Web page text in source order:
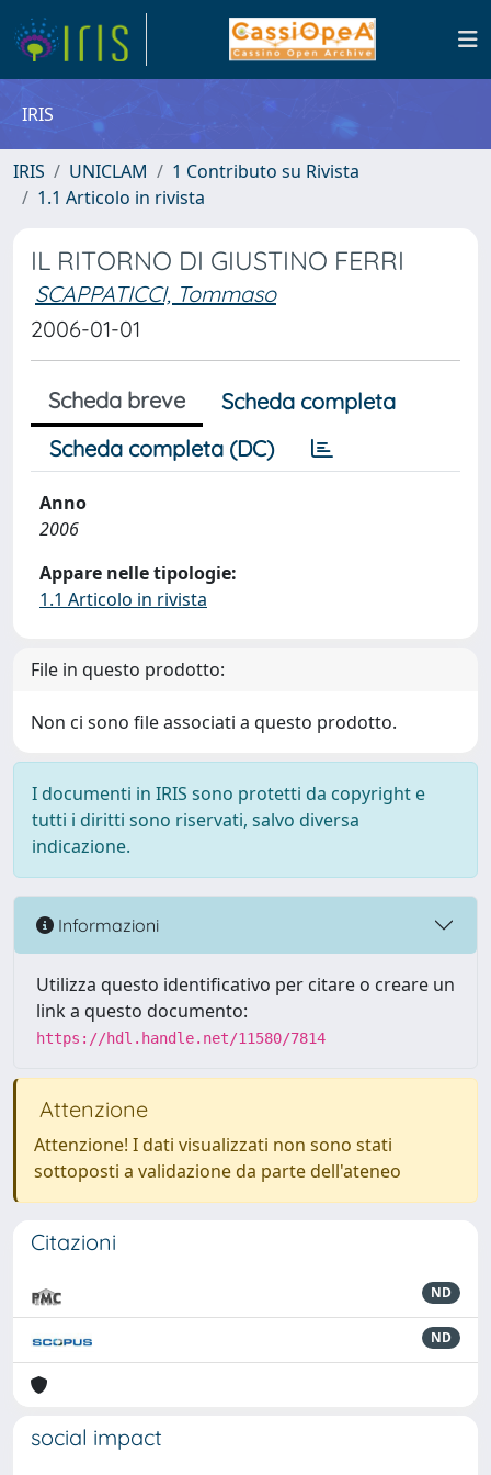
IRIS
IRIS UNICLAM
1 Contributo su Rivista
1.1 Articolo in rivista
IL RITORNO DI GIUSTINO FERRI
SCAPPATICCI, Tommaso
2006-01-01
Scheda breve
Scheda completa
Scheda completa (DC)
Anno
2006
Appare nelle tipologie:
1.1 Articolo in rivista
File in questo prodotto:
Non ci sono file associati a questo prodotto.
I documenti in IRIS sono protetti da copyright e
tutti i diritti sono riservati, salvo diversa
indicazione.
Informazioni
Utilizza questo identificativo per citare o creare un
link a questo documento:
https://hdl.handle.net/11580/7814
Attenzione
Attenzione! I dati visualizzati non sono stati
sottoposti a validazione da parte dell'ateneo
Citazioni
ND
ND
social impact